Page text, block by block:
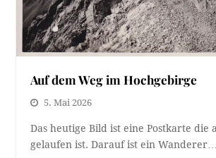
Auf dem Weg im Hochgebirge
5. Mai 2026
Das heutige Bild ist eine Postkarte die
gelaufen ist. Darauf ist ein Wanderer…